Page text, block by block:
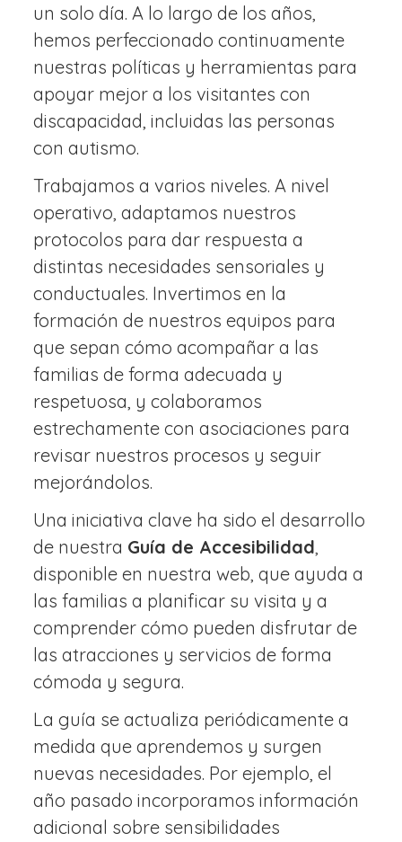
un solo día. A lo largo de los años,
hemos perfeccionado continuamente
nuestras políticas y herramientas para
apoyar mejor a los visitantes con
discapacidad, incluidas las personas
con autismo.
Trabajamos a varios niveles. A nivel
operativo, adaptamos nuestros
protocolos para dar respuesta a
distintas necesidades sensoriales y
conductuales. Invertimos en la
formación de nuestros equipos para
que sepan cómo acompañar a las
familias de forma adecuada y
respetuosa, y colaboramos
estrechamente con asociaciones para
revisar nuestros procesos y seguir
mejorándolos.
Una iniciativa clave ha sido el desarrollo
de nuestra Guía de Accesibilidad
disponible en nuestra web, que ayuda a
las familias a planificar su visita y a
comprender cómo pueden disfrutar de
las atracciones y servicios de forma
cómoda y segura.
La guía se actualiza periódicamente a
medida que aprendemos y surgen
nuevas necesidades. Por ejemplo, el
año pasado incorporamos información
adicional sobre sensibilidades